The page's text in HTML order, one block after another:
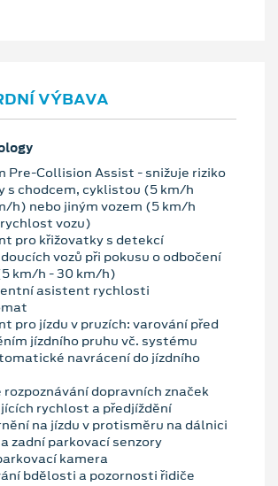
VÝBAVA
Pre-Collision Assist - snižuje riziko
s chodcem, cyklistou (5 km/h
h) nebo jiným vozem (5 km/h
vozu)
pro křižovatky s detekcí
vozů při pokusu o odbočení
km/h - 30 km/h)
asistent rychlosti
pro jízdu v pruzích: varování před
jízdního pruhu vč. systému
navrácení do jízdního
rozpoznávání dopravních značek
rychlost a předjíždění
na jízdu v protisměru na dálnici
zadní parkovací senzory
kamera
bdělosti a pozornosti řidiče